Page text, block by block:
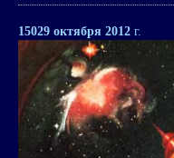
15029 октября 2012 г.